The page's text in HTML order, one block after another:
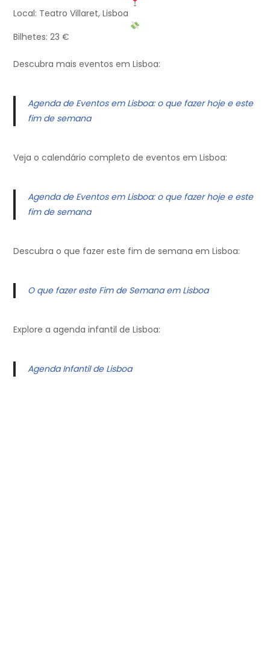
Local: Teatro Villaret, Lisboa
Bilhetes: 23 €
Descubra mais eventos em Lisboa:
Agenda de Eventos em Lisboa: o que fazer hoje e este
fim de semana
Veja o calendário completo de eventos em Lisboa:
Agenda de Eventos em Lisboa: o que fazer hoje e este
fim de semana
Descubra o que fazer este fim de semana em Lisboa:
O que fazer este Fim de Semana em Lisboa
Explore a agenda infantil de Lisboa:
Agenda Infantil de Lisboa